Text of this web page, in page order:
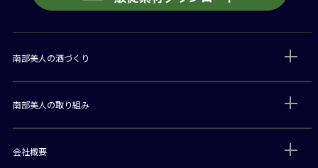
南部美人の酒づくり
南部美人の取り組み
会社概要